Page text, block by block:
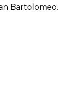
Bartolomeo.